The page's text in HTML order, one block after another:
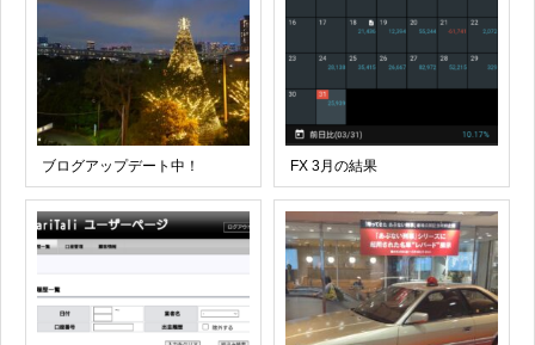
ブログアップデート中！ FX 3月の結果